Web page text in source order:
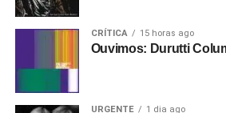
CRÍTICA 15 horas ago
Ouvimos: Durutti
URGENTE 1 dia ago